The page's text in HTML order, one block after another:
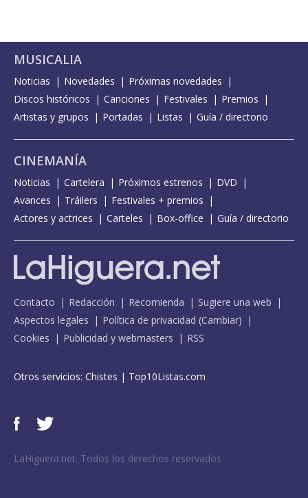
MUSICALIA
Noticias Novedades
Próximas novedades
Discos históricos
Canciones Festivales
Premios
Artistas y grupos
Portadas Listas Guía / directorio
CINEMANÍA
Noticias Cartelera Próximos estrenos
DVD
Avances
Tráilers
Festivales + premios
Actores y actrices
Carteles Box-office Guía / directorio
Contacto Redacción Recomienda
Sugiere una web
Aspectos legales
Política de privacidad (Cambiar)
Cookies
Publicidad y webmasters RSS
Otros servicios: Chistes | Top10Listas.com
LaHiguera.net. Todos los derechos reservados